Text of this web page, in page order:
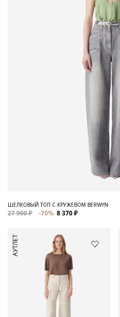
ШЕЛКОВЫЙ ТОП С КРУЖЕВОМ BERWYN
27 900 ₽ -70% 8 370 ₽
АУТЛЕТ